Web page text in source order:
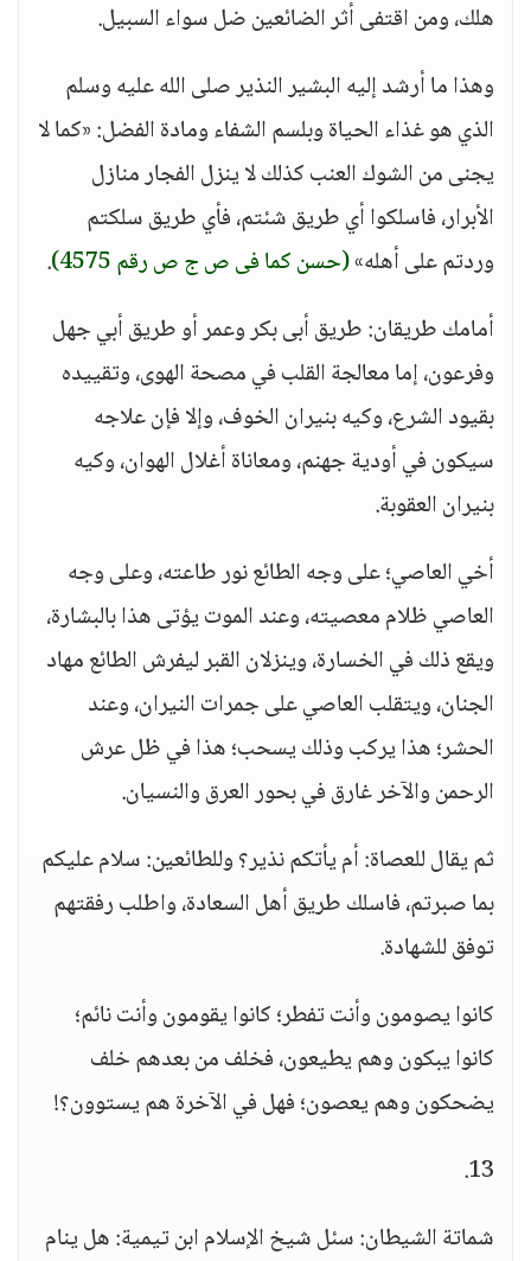
هلك، ومن اقتفى أثر الضائعين ضل سواء السبيل.
وهذا ما أرشد إليه البشير النذير صلى الله عليه وسلم
الذي هو غذاء الحياة وبلسم الشفاء ومادة الفضل: «كما لا
يجنى من الشوك العنب كذلك لا ينزل الفجار منازل
الأبرار، فاسلكوا أي طريق شئتم، فأي طريق سلكتم
وردتم على أهله»(حسن كما فى ص ج ص رقم 4575)
.
أمامك طريقان: طريق أبى بكر وعمر أو طريق أبي جهل
وفرعون، إما معالجة القلب في مصحة الهوى، وتقييده
بقيود الشرع، وكيه بنيران الخوف، وإلا فإن علاجه
سيكون في أودية جهنم، ومعاناة أغلال الهوان، وكيه
بنيران العقوبة.
أخي العاصي؛ على وجه الطائع نور طاعته، وعلى وجه
العاصي ظلام معصيته، وعند الموت يؤتى هذا بالبشارة،
ويقع ذلك في الخسارة، وينزلان القبر ليفرش الطائع مهاد
الجنان، ويتقلب العاصي على جمرات النيران، وعند
الحشر؛ هذا يركب وذلك يسحب؛ هذا في ظل عرش
الرحمن والآخر غارق في بحور العرق والنسيان.
ثم يقال للعصاة: أم يأتكم نذير؟ وللطائعين: سلام عليكم
بما صبرتم، فاسلك طريق أهل السعادة، واطلب رفقتهم
توفق للشهادة.
كانوا يصومون وأنت تفطر؛ كانوا يقومون وأنت نائم؛
كانوا يبكون وهم يطيعون، فخلف من بعدهم خلف
يضحكون وهم يعصون؛ فهل في الآخرة هم يستوون؟!
13.
شماتة الشيطان: سئل شيخ الإسلام ابن تيمية: هل ينام